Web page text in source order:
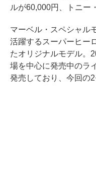
ルが60,000円、トニー
マーベル・スペシャル
活躍するスーパーヒー
たオリジナルモデル。
場を中心に発売中のラ
発売しており、今回の2